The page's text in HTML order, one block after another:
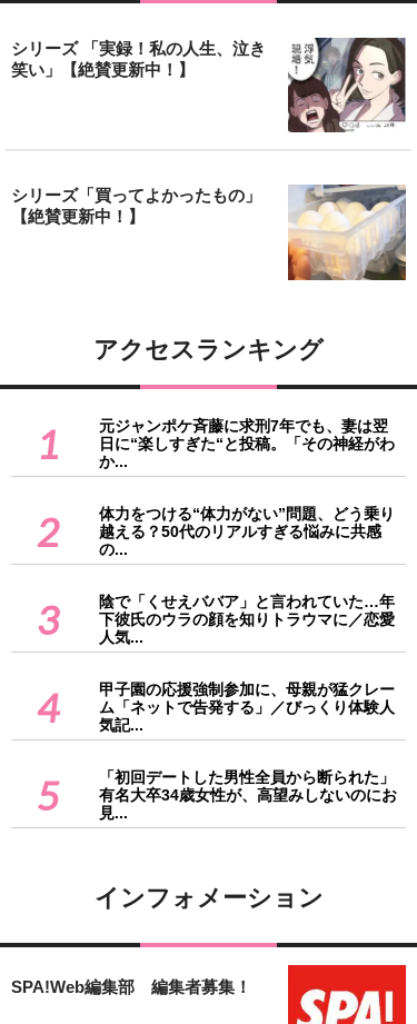
シリーズ 「実録！私の人生、泣き
笑い」【絶賛更新中！】
シリーズ「買ってよかったもの」
【絶賛更新中！】
アクセスランキング
1
元ジャンポケ斉藤に求刑7年でも、妻は翌
日に“楽しすぎた“と投稿。「その神経がわ
か...
2
体力をつける“体力がない”問題、どう乗り
越える？50代のリアルすぎる悩みに共感
の...
3
陰で「くせえババア」と言われていた…年
下彼氏のウラの顔を知りトラウマに／恋愛
人気...
4
甲子園の応援強制参加に、母親が猛クレー
ム「ネットで告発する」／びっくり体験人
気記...
5
「初回デートした男性全員から断られた」
有名大卒34歳女性が、高望みしないのにお
見...
インフォメーション
SPA!Web編集部 編集者募集！